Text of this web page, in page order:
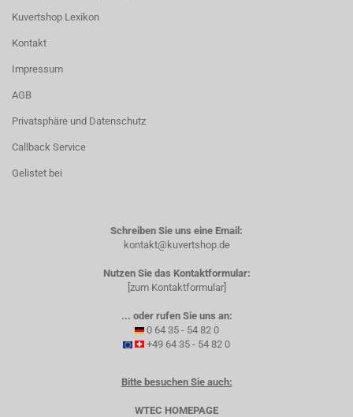
Kuvertshop Lexikon
Kontakt
Impressum
AGB
Privatsphäre und Datenschutz
Callback Service
Gelistet bei
Schreiben Sie uns eine Email:
kontakt@kuvertshop.de
Nutzen Sie das Kontaktformular:
[zum Kontaktformular]
... oder rufen Sie uns an:
0 64 35 - 54 82 0
+49 64 35 - 54 82 0
Bitte besuchen Sie auch:
WTEC HOMEPAGE